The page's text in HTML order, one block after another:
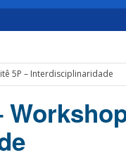
5P – Interdisciplinaridade